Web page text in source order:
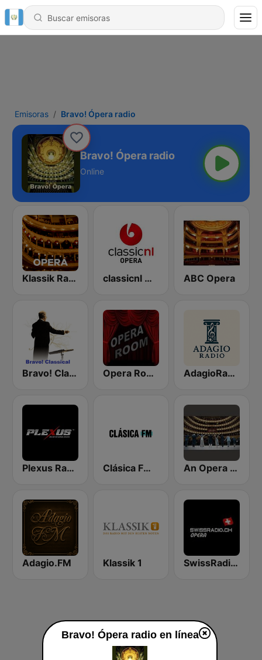
Emisoras Bravo! Ópera radio
Bravo! Ópera radio
Online
Klassik Radio Opera classicnl Opera ABC Opera
Bravo! Classical Music Opera Room AdagioRadio
Plexus Radio - Mozart Clásica FM Radio An Opera Celebration
Adagio.FM Klassik 1 SwissRadio.ch Classical Opera
Bravo! Ópera radio en línea